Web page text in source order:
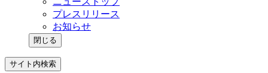
プレスリリース
お知らせ
閉じる
サイト内検索